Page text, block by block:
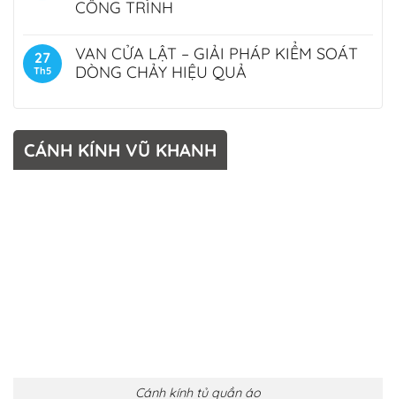
CÔNG TRÌNH
27
Th5
VAN CỬA LẬT – GIẢI PHÁP KIỂM SOÁT
DÒNG CHẢY HIỆU QUẢ
CÁNH KÍNH VŨ KHANH
Cánh kính tủ quần áo